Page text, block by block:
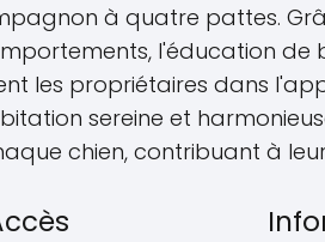
à quatre pattes.
l'éducation de
les propriétaires dans
sereine et
chien, contribuant à